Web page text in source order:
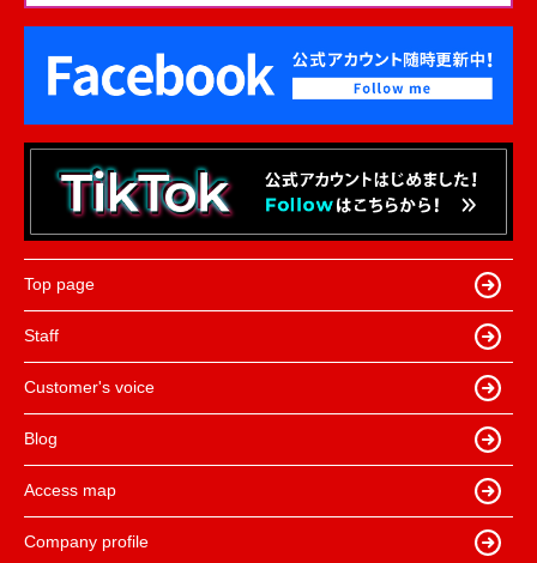
Top page
Staff
Customer's voice
Blog
Access map
Company profile